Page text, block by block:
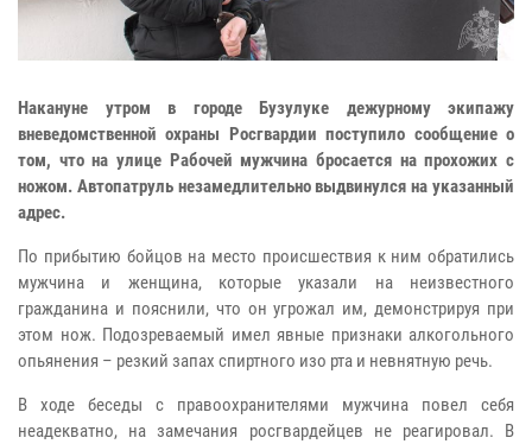
Накануне утром в городе Бузулуке дежурному экипажу
вневедомственной охраны Росгвардии поступило сообщение о
том, что на улице Рабочей мужчина бросается на прохожих с
ножом. Автопатруль незамедлительно выдвинулся на указанный
адрес.
По прибытию бойцов на место происшествия к ним обратились
мужчина и женщина, которые указали на неизвестного
гражданина и пояснили, что он угрожал им, демонстрируя при
этом нож. Подозреваемый имел явные признаки алкогольного
опьянения – резкий запах спиртного изо рта и невнятную речь.
В ходе беседы с правоохранителями мужчина повел себя
неадекватно, на замечания росгвардейцев не реагировал. В